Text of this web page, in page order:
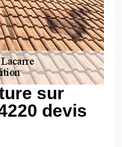
sur
devis